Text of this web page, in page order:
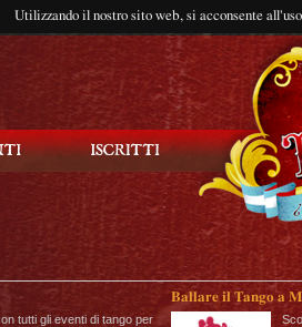
Utilizzando il nostro sito web, si acconsente
tutti gli eventi di tango per
Ballare il Tango a